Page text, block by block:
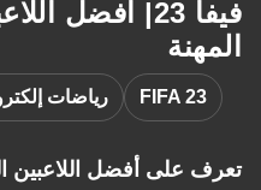
فيفا 23| أفضل
المهنة
FIFA 23 رياضات
تعرف على أفضل اللاعبين